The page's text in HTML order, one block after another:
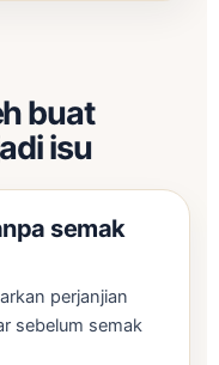
buat
isu
semak
perjanjian
sebelum semak